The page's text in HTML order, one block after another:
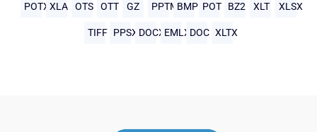
POTXXLA OTS OTT GZ PPTMBMP POT BZ2 XLT XLSX
TIFF PPSX DOCXEMLX DOC XLTX